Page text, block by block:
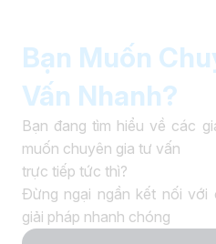
Bạn Muốn
Vấn Nhanh?
Bạn đang tìm hiểu về các
muốn chuyên gia tư vấn
trực tiếp tức thì?
Đừng ngại ngần kết nối
giải pháp nhanh chóng